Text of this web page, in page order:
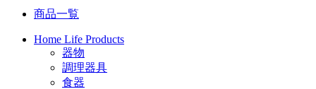
商品一覧
Home Life Products
器物
調理器具
食器